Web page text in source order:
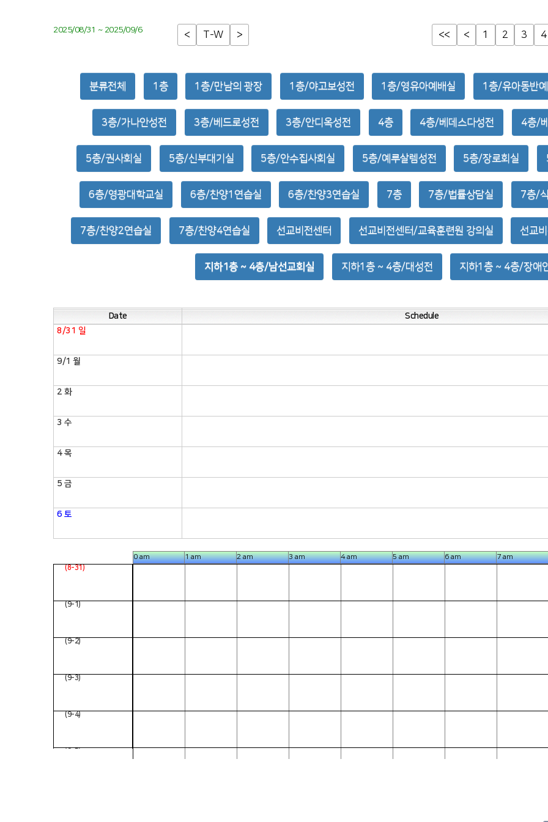
2025/08/31 ~ 2025/09/6 < T-W > << < 1 2 3 4
분류전체 1층 1층/만남의 광장 1층/야고보성전 1층/영유아예배실 1층/유아동반
3층/가나안성전 3층/베드로성전 3층/안디옥성전 4층 4층/베데스다성전 4층/
5층/권사회실 5층/신부대기실 5층/안수집사회실 5층/예루살렘성전 5층/장로회실
6층/영광대학교실 6층/찬양1연습실 6층/찬양3연습실 7층 7층/법률상담실 7층/
7층/찬양2연습실 7층/찬양4연습실 선교비전센터 선교비전센터/교육훈련원 강의실 선교
지하1층 ~ 4층/남선교회실 지하1층 ~ 4층/대성전 지하1층 ~ 4층/장애
Date
Schedule
8/31 일
9/1 월
2 화
3 수
4 목
5 금
6 토
0 am 1 am 2 am 3 am 4 am 5 am 6 am
7 am
日 (8-31)
月 (9-1)
火 (9-2)
水 (9-3)
木 (9-4)
金 (9-5)